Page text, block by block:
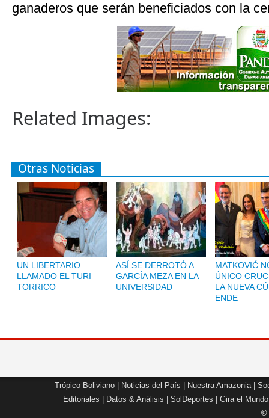
ganaderos que serán beneficiados con la
Related Images:
Otras Noticias
UN LIBERTARIO
LLAMADO EL TURI
TORRICO
ASÍ SE DERROTÓ A
GARCÍA MEZA EN LA
UNIVERSIDAD
MATKOVIĆ
ÚNICO
LA NUEVA
ENDE
Trópico Boliviano Noticias del País Nuestra Amazonia|
Editoriales
Datos & Análisis SolDeportes Gira el Mundo
©